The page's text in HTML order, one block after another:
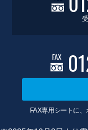
FAX
FAX専用シートに、